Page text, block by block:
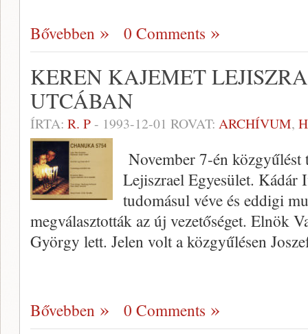
Bővebben 0 Comments
KEREN KAJEMET
UTCÁBAN
ÍRTA: R. P- 1993-12-01 ROVAT: ARCHÍVUM,
November 7-én
Lejiszrael Egyesület. Kádár
tudomásul véve és eddigi
megválasztották az új vezetőséget. Elnök
György lett. Jelen volt a közgyűlésen
Bővebben 0 Comments